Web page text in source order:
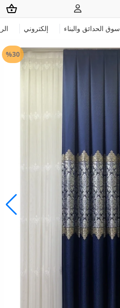
سوق الحدائق والبناء إلكتروني
%30